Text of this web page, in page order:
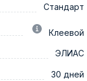
Стандарт
Клеевой
ЭЛИАС
30 дней